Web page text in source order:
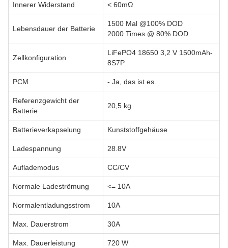
Innerer Widerstand < 60mΩ
Lebensdauer der Batterie
1500 Mal @100% DOD
2000 Times @ 80% DOD
Zellkonfiguration
LiFePO4 18650 3,2 V 1500mAh-
8S7P
PCM - Ja, das ist es.
Referenzgewicht der
Batterie
20,5 kg
Batterieverkapselung Kunststoffgehäuse
Ladespannung 28.8V
Auflademodus CC/CV
Normale Ladeströmung <= 10A
Normalentladungsstrom 10A
Max. Dauerstrom 30A
Max. Dauerleistung 720 W